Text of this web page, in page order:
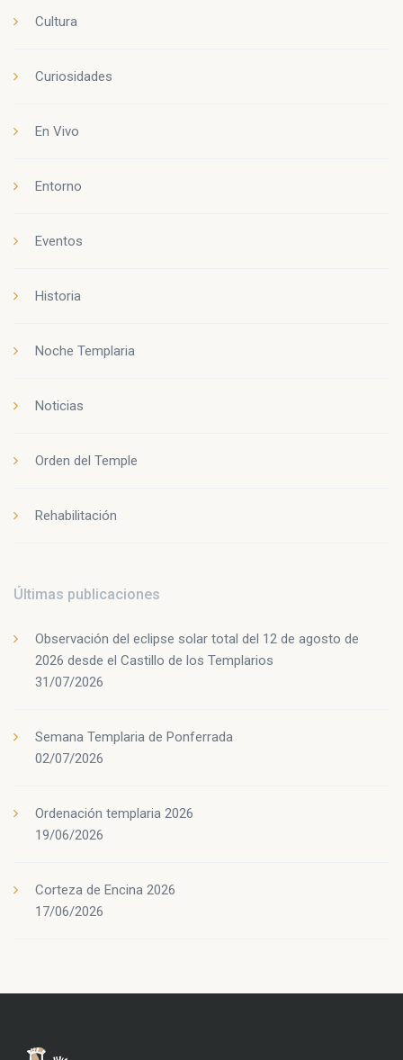
Cultura
Curiosidades
En Vivo
Entorno
Eventos
Historia
Noche Templaria
Noticias
Orden del Temple
Rehabilitación
Últimas publicaciones
Observación del eclipse solar total del 12 de agosto de
2026 desde el Castillo de los Templarios
31/07/2026
Semana Templaria de Ponferrada
02/07/2026
Ordenación templaria 2026
19/06/2026
Corteza de Encina 2026
17/06/2026